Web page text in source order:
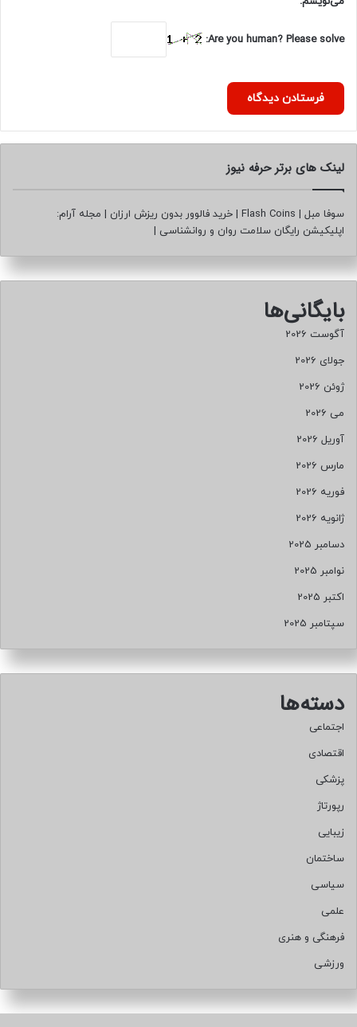
Are you human? Please solve:
لینک های برتر حرفه نیوز
سوفا مبل Flash Coins خرید فالوور بدون ریزش ارزان
مجله آرام:
اپلیکیشن رایگان سلامت روان و روانشناسی
بایگانی‌ها
آگوست 2026
جولای 2026
ژوئن 2026
می 2026
آوریل 2026
مارس 2026
فوریه 2026
ژانویه 2026
دسامبر 2025
نوامبر 2025
اکتبر 2025
سپتامبر 2025
دسته‌ها
اجتماعی
اقتصادی
پزشکی
رپورتاژ
زیبایی
ساختمان
سیاسی
علمی
فرهنگی و هنری
ورزشی